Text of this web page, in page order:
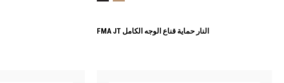
FMA JT النار حماية قناع الوجه الكامل